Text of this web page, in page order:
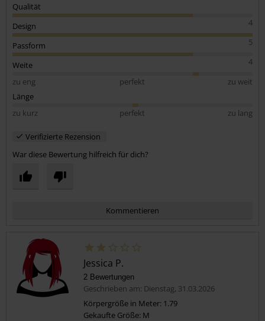
Qualität
4
Design
5
Passform
4
Weite
zu eng
perfekt
zu weit
Länge
zu kurz
perfekt zu lang
Verifizierte Rezension
War diese Bewertung hilfreich für dich?
Kommentieren
Jessica P.
2 Bewertungen
Geschrieben am: Dienstag, 31.03.2026
Körpergröße in Meter: 1.79
Gekaufte Größe: M